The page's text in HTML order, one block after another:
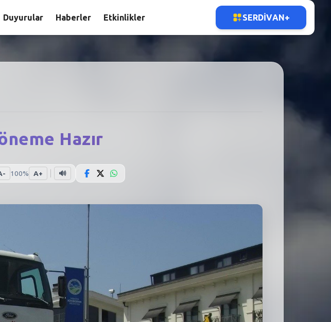
Hazır
100% A+ 🔊
Duyurular Haberler Etkinlikler SERDIVAN+